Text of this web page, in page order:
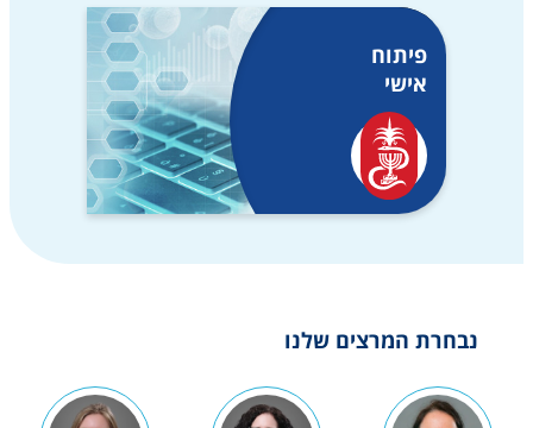
פיתוח
אישי
נבחרת המרצים שלנו